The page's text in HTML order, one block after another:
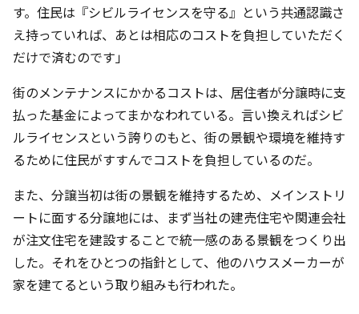
す。住民は『シビルライセンスを守る』という共通認識さ
え持っていれば、あとは相応のコストを負担していただく
だけで済むのです」
街のメンテナンスにかかるコストは、居住者が分譲時に支
払った基金によってまかなわれている。言い換えればシビ
ルライセンスという誇りのもと、街の景観や環境を維持す
るために住民がすすんでコストを負担しているのだ。
また、分譲当初は街の景観を維持するため、メインストリ
ートに面する分譲地には、まず当社の建売住宅や関連会社
が注文住宅を建設することで統一感のある景観をつくり出
した。それをひとつの指針として、他のハウスメーカーが
家を建てるという取り組みも行われた。